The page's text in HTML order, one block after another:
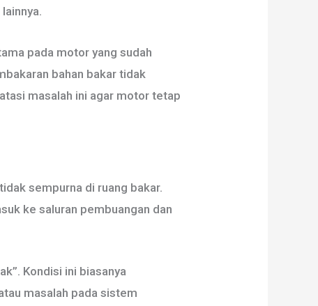
pada motor yang sudah
bahan bakar tidak
masalah ini agar motor tetap
sempurna di ruang bakar.
ke saluran pembuangan dan
Kondisi ini biasanya
masalah pada sistem